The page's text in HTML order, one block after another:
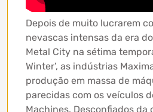
Depois de muito lucrarem
nevascas intensas da era
Metal City na sétima
Winter’, as indústrias
produção em massa de
parecidas com os veículos
Machines. Desconfiados da